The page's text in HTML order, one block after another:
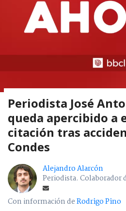
Periodista José
queda apercibido a
citación tras
Condes
Alejandro Alarcón
Periodista. Colaborador
Con información deRodrigo Pino